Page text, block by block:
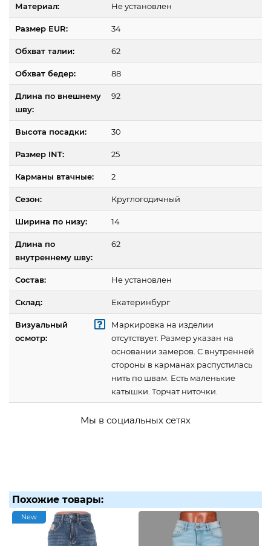
Материал: Не установлен
Размер EUR: 34
Обхват талии: 62
Обхват бедер: 88
Длина по внешнему
шву:
92
Высота посадки: 30
Размер INT: 25
Карманы втачные: 2
Сезон: Круглогодичный
Ширина по низу: 14
Длина по
внутреннему шву:
62
Состав: Не установлен
Склад: Екатеринбург
Визуальный
осмотр:
Маркировка на изделии
отсутствует. Размер указан на
основании замеров. С внутренней
стороны в карманах распустилась
нить по швам. Есть маленькие
катышки. Торчат ниточки.
Мы в социальных сетях
Похожие товары:
New